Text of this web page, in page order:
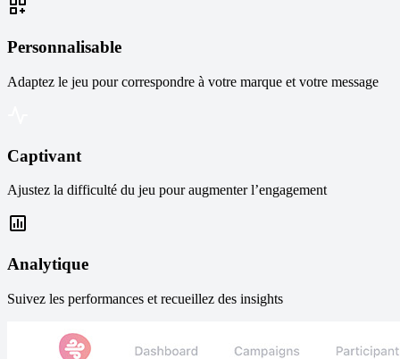
Personnalisable
Adaptez le jeu pour correspondre à votre marque et votre message
Captivant
Ajustez la difficulté du jeu pour augmenter l’engagement
Analytique
Suivez les performances et recueillez des insights